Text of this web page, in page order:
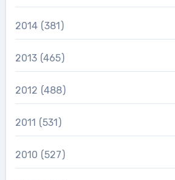
2014 (381)
2013 (465)
2012 (488)
2011 (531)
2010 (527)